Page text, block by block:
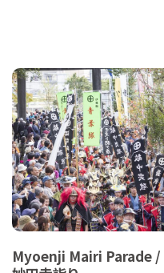
Myoenji Mairi Parade /